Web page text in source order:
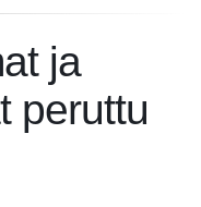
ja
peruttu